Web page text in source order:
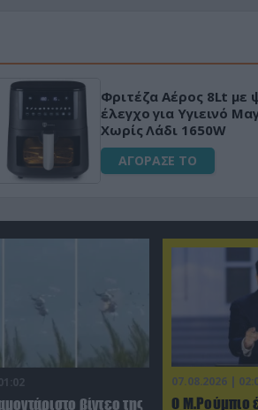
Φριτέζα Αέρος 8Lt με ψηφιακό
έλεγχο για Υγιεινό Μαγείρεμα
Χωρίς Λάδι 1650W
ΑΓΟΡΑΣΕ ΤΟ
07.08.2026 |
Ο Μ.Ρούμπιο
βίντεο της